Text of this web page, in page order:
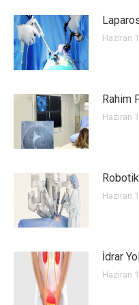
Haziran
Rahim
Haziran
Haziran
İdrar
Haziran